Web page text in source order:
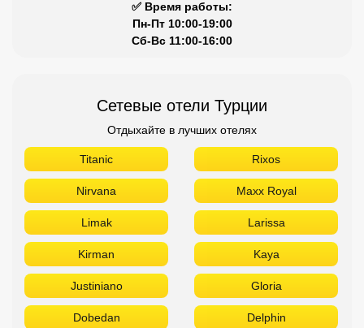
✅ Время работы:
Пн-Пт 10:00-19:00
Сб-Вс 11:00-16:00
Сетевые отели Турции
Отдыхайте в лучших отелях
Titanic Rixos
Nirvana Maxx Royal
Limak Larissa
Kirman Kaya
Justiniano Gloria
Dobedan Delphin